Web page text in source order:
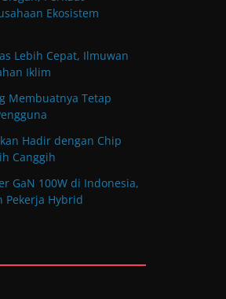
Ekosistem
Lebih Cepat, Ilmuwan
Iklim
Membuatnya Tetap
Hadir dengan Chip
Canggih
GaN 100W di Indonesia,
Pekerja Hybrid